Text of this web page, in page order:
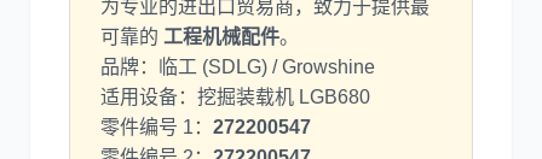
潍柴
为专业的进出口贸易商，致力于提供最
可靠的 工程机械配件。
品牌：临工 (SDLG) / Growshine
适用设备：挖掘装载机 LGB680
零件编号 1： 272200547